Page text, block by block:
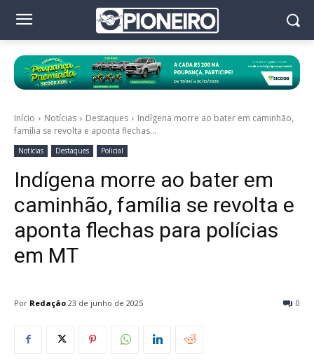
Início Notícias Destaques
Indígena morre ao bater em caminhão,
família se revolta e aponta flechas...
Notícias Destaques Policial
Indígena morre ao bater em
caminhão, família se revolta e
aponta flechas para polícias
em MT
Por Redação 0
23 de junho de 2025